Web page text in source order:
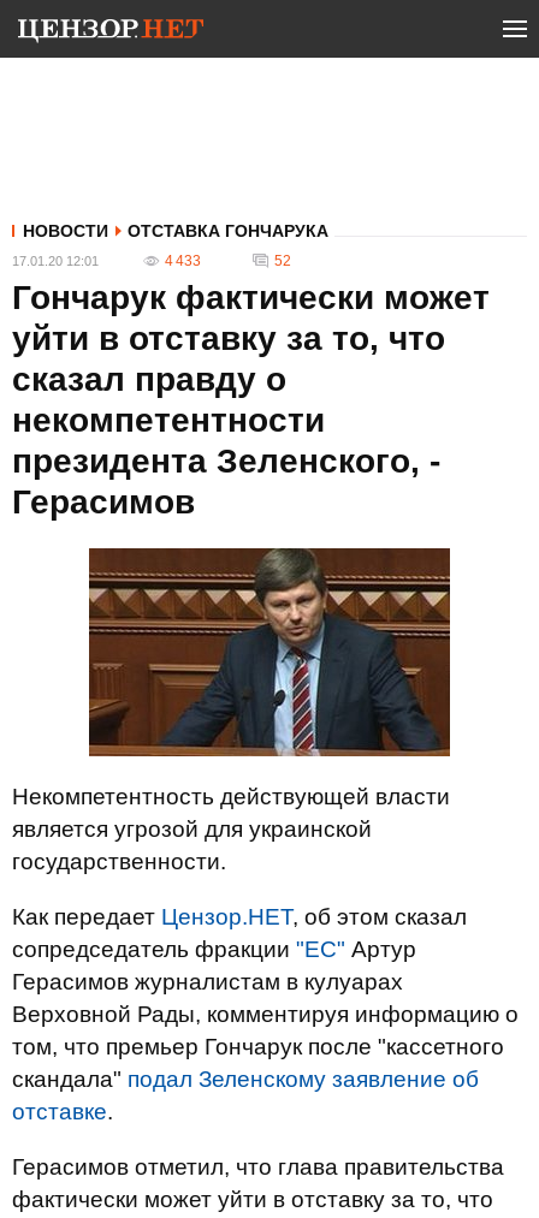
НОВОСТИ ОТСТАВКА ГОНЧАРУКА
17.01.20 12:01 4 433 52
Гончарук фактически может
уйти в отставку за то, что
сказал правду о
некомпетентности
президента Зеленского, -
Герасимов
Некомпетентность действующей власти
является угрозой для украинской
государственности.
Как передает Цензор.НЕТ, об этом сказал
сопредседатель фракции "ЕС" Артур
Герасимов журналистам в кулуарах
Верховной Рады, комментируя информацию о
том, что премьер Гончарук после "кассетного
скандала" подал Зеленскому заявление об
отставке.
Герасимов отметил, что глава правительства
фактически может уйти в отставку за то, что